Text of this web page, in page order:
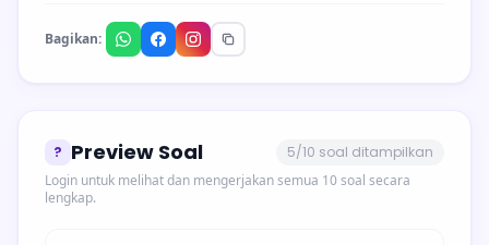
Bagikan:
? Preview Soal
5/10 soal ditampilkan
Login untuk melihat dan mengerjakan semua 10 soal secara
lengkap.